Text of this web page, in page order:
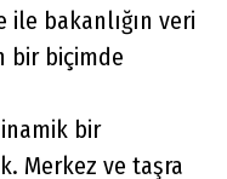
ile bakanlığın veri
bir biçimde
bir
Merkez ve taşra